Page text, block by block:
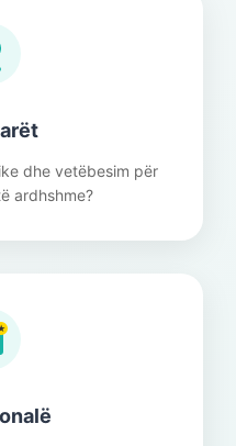
dhe vetëbesim për
ardhshme?